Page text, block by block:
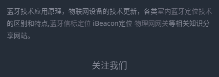
蓝牙技术应用原理，物联网设备的技术更新，各类室内蓝牙定位技术
的区别和特点,蓝牙信标定位 iBeacon定位 物理网网关等相关知识分
享网站。
关注我们